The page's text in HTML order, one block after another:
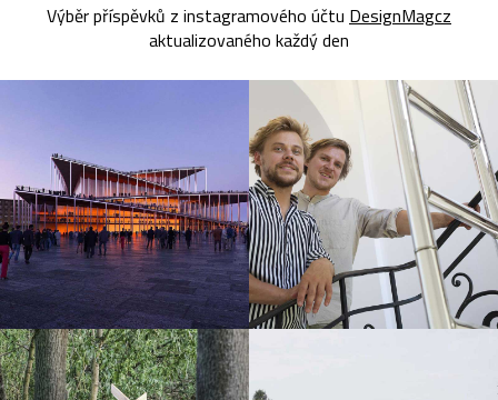
Výběr příspěvků z instagramového účtu DesignMagcz
aktualizovaného každý den